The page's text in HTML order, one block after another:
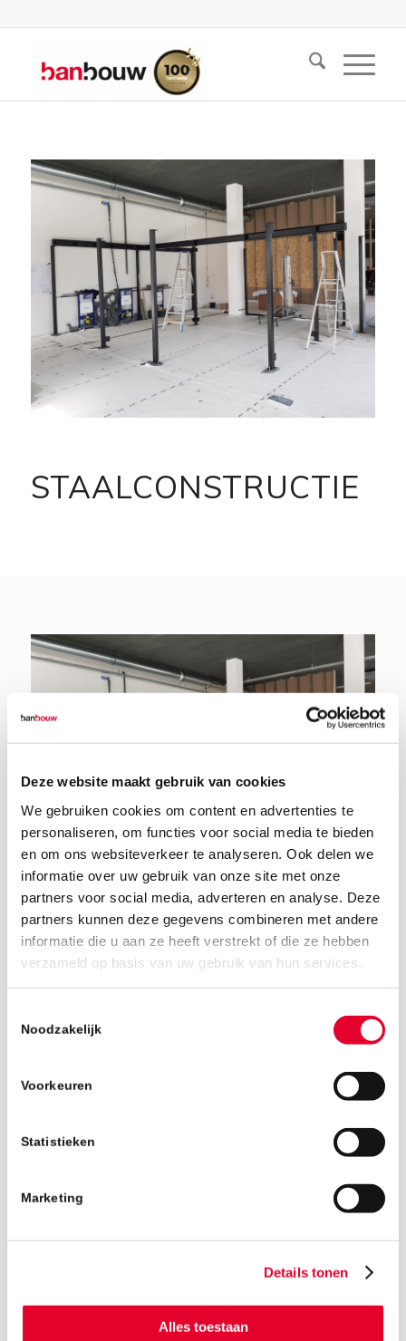
Deze website maakt gebruik van cookies
We gebruiken cookies om content en advertenties te
personaliseren, om functies voor social media te bieden
en om ons websiteverkeer te analyseren. Ook delen we
informatie over uw gebruik van onze site met onze
partners voor social media, adverteren en analyse. Deze
partners kunnen deze gegevens combineren met andere
informatie die u aan ze heeft verstrekt of die ze hebben
verzameld op basis van uw gebruik van hun services.
Noodzakelijk
Voorkeuren
Statistieken
Marketing
Details tonen
Alles toestaan
STAALCONSTRUCTIE
19 maart 2019